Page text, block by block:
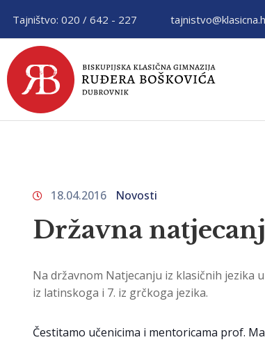
Tajništvo: 020 / 642 - 227
18.04.2016 Novosti
Državna
Na državnom Natjecanju iz klasičnih jezika
iz latinskoga i 7. iz grčkoga jezika.
Čestitamo učenicima i mentoricama prof.